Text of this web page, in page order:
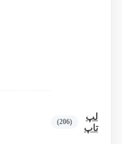
لپ
تاپ
(206)